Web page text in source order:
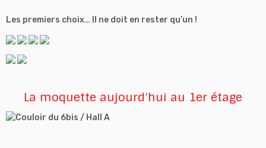
Les premiers choix… Il ne doit en rester qu’un !
La moquette aujourd’hui au 1er étage